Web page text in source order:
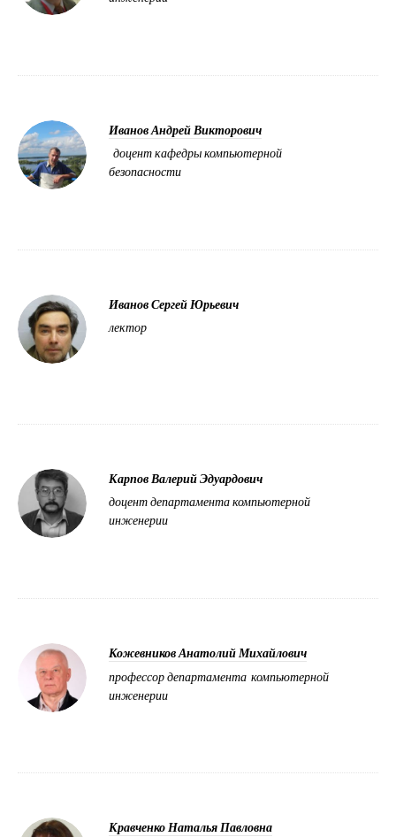
Иванов Андрей Викторович
доцент кафедры компьютерной
безопасности
Иванов Сергей Юрьевич
лектор
Карпов Валерий Эдуардович
доцент департамента компьютерной
инженерии
Кожевников Анатолий Михайлович
профессор департамента компьютерной
инженерии
Кравченко Наталья Павловна